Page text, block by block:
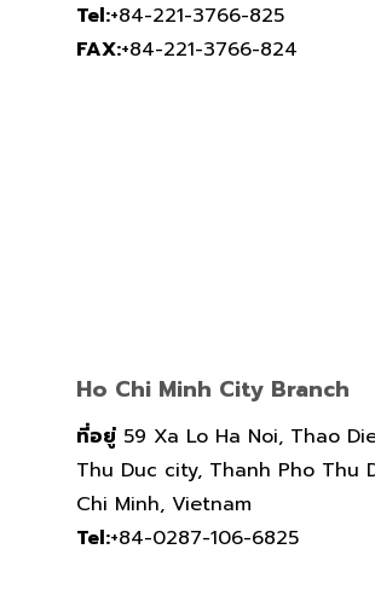
Tel:+84-221-3766-825
FAX:+84-221-3766-824
Ho Chi Minh City Branch
ที่อยู่59 Xa Lo Ha Noi, Thao
Thu Duc city, Thanh Pho Thu
Chi Minh, Vietnam
Tel:+84-0287-106-6825